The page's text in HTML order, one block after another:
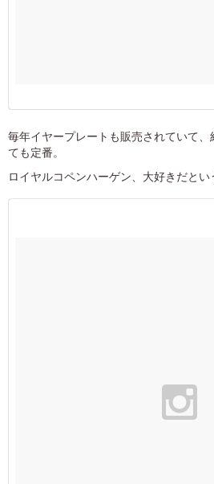
毎年イヤープレートも販売されていて
ても定番。
ロイヤルコペンハーゲン、大好きだと